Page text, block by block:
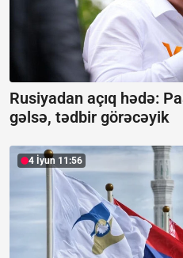
Rusiyadan açıq hədə:
gəlsə, tədbir görəcəyik
4 İyun 11:56